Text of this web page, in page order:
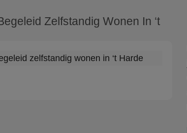
Zelfstandig Wonen In ‘t